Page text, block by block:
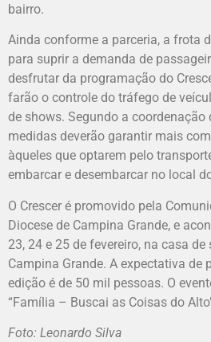
bairro.
Ainda conforme a parceria, a frota
para suprir a demanda de
desfrutar da programação do
farão o controle do tráfego de
de shows. Segundo a coordenação
medidas deverão garantir mais
àqueles que optarem pelo
embarcar e desembarcar no local
O Crescer é promovido pela
Diocese de Campina Grande, e
23, 24 e 25 de fevereiro, na casa
Campina Grande. A expectativa de
edição é de 50 mil pessoas. O
“Família – Buscai as Coisas do
Foto: Leonardo Silva